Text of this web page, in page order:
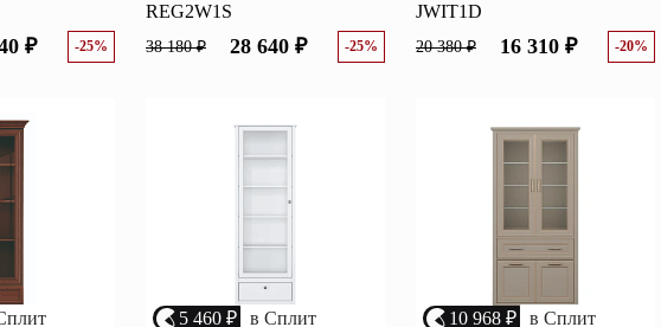
₽ -25%
REG2W1S
38 180 ₽ 28 640 ₽ -25%
JWIT1D
20 380 ₽ 16 310 ₽ -20%
5 460 ₽ в Сплит 10 968 ₽ в Сплит